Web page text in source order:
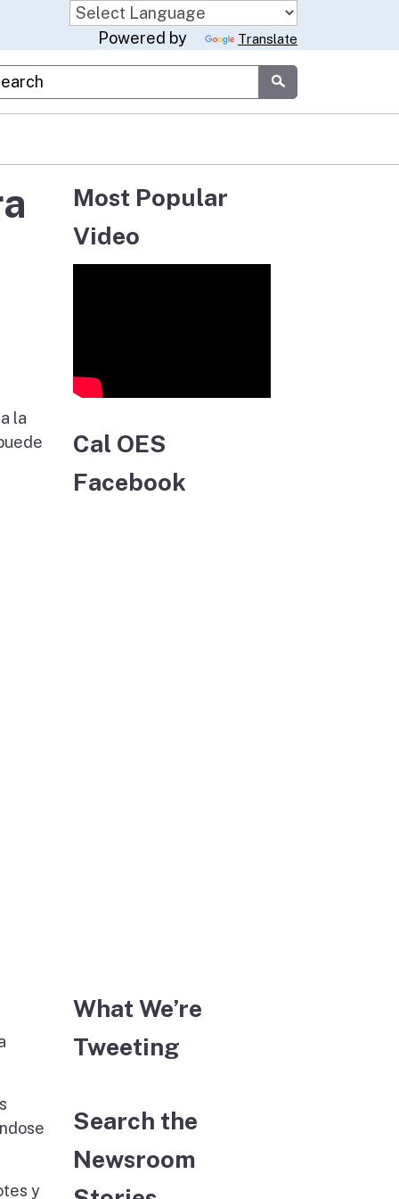
Powered by Translate
Google Search
Submit
la
y
Most Popular
Video
Cal OES
Facebook
What We’re
Tweeting
Search the
Newsroom